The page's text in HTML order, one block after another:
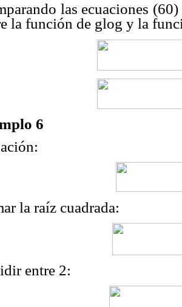
las ecuaciones
la función de glog y la
6
la raíz cuadrada:
entre 2: